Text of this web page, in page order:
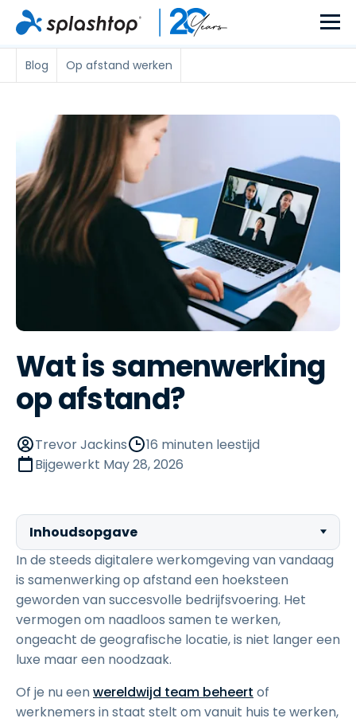
Blog Op afstand werken
Wat is samenwerking
op afstand?
Trevor Jackins
16 minuten leestijd
Bijgewerkt May 28, 2026
Inhoudsopgave
In de steeds digitalere werkomgeving van vandaag
is samenwerking op afstand een hoeksteen
geworden van succesvolle bedrijfsvoering. Het
vermogen om naadloos samen te werken,
ongeacht de geografische locatie, is niet langer een
luxe maar een noodzaak.
Of je nu eenwereldwijd team beheert of
werknemers in staat stelt om vanuit huis te werken,